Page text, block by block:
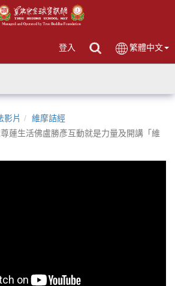
登入 繁體中文
影片
維摩詰經
蓮生活佛盧勝彥互動就是力量及開講「維